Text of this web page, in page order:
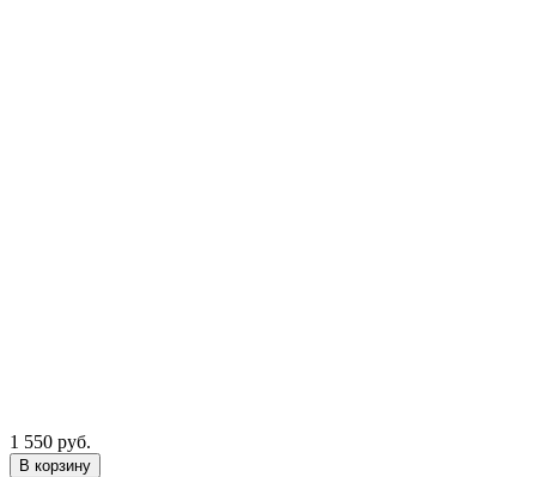
1 550 руб.
В корзину